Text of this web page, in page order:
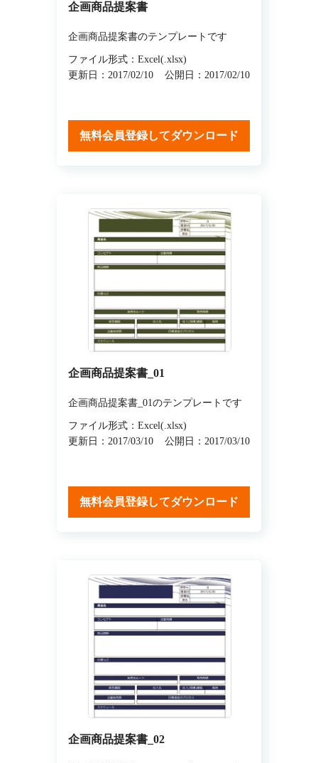
企画商品提案書
企画商品提案書のテンプレートです
ファイル形式：Excel(.xlsx)
更新日：2017/02/10
公開日：2017/02/10
無料会員登録してダウンロード
企画商品提案書_01
企画商品提案書_01のテンプレートです
ファイル形式：Excel(.xlsx)
更新日：2017/03/10
公開日：2017/03/10
無料会員登録してダウンロード
企画商品提案書_02